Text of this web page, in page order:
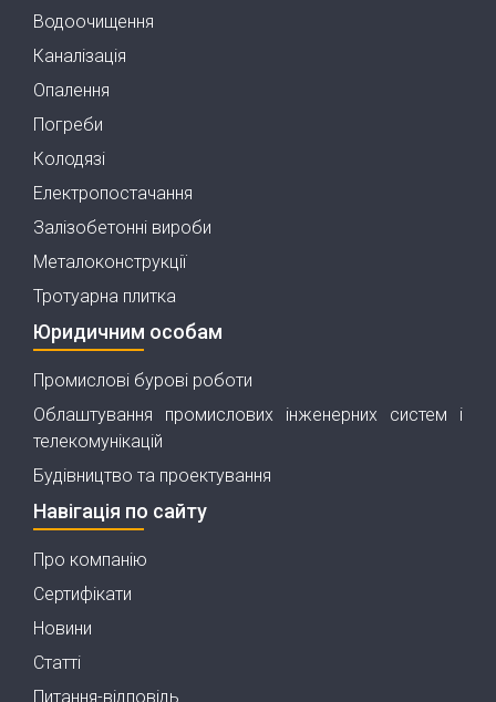
Водоочищення
Каналізація
Опалення
Погреби
Колодязі
Електропостачання
Залізобетонні вироби
Металоконструкції
Тротуарна плитка
Юридичним особам
Промислові бурові роботи
Облаштування промислових інженерних систем і
телекомунікацій
Будівництво та проектування
Навігація по сайту
Про компанію
Сертифікати
Новини
Статті
Питання-відповідь